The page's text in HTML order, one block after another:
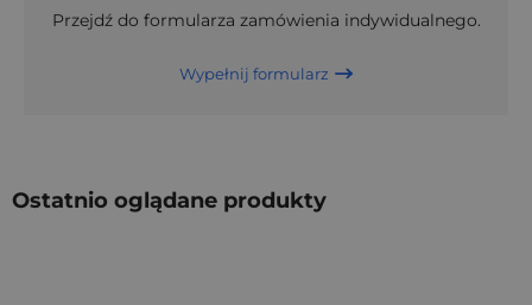
Przejdź do formularza zamówienia indywidualnego.
Wypełnij formularz
Ostatnio oglądane produkty